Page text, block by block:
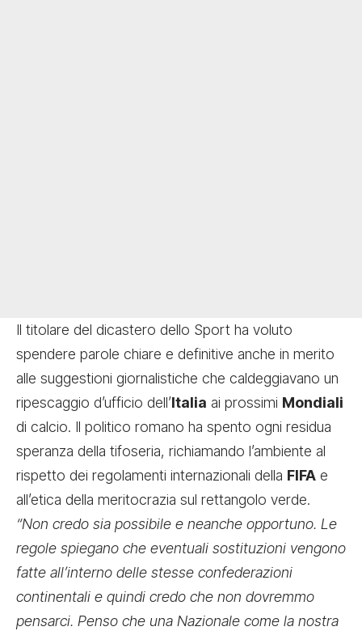
Il titolare del dicastero dello Sport ha voluto
spendere parole chiare e definitive anche in merito
alle suggestioni giornalistiche che caldeggiavano un
ripescaggio d’ufficio dell’Italia ai prossimi Mondiali
di calcio. Il politico romano ha spento ogni residua
speranza della tifoseria, richiamando l’ambiente al
rispetto dei regolamenti internazionali della FIFA e
all’etica della meritocrazia sul rettangolo verde.
“Non credo sia possibile e neanche opportuno. Le
regole spiegano che eventuali sostituzioni vengono
fatte all’interno delle stesse confederazioni
continentali e quindi credo che non dovremmo
pensarci. Penso che una Nazionale come la nostra